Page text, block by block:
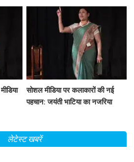
सोशल मीडिया पर कलाकारों की नई
पहचान: जयंती भाटिया का नजरिया
लेटेस्ट खबरें